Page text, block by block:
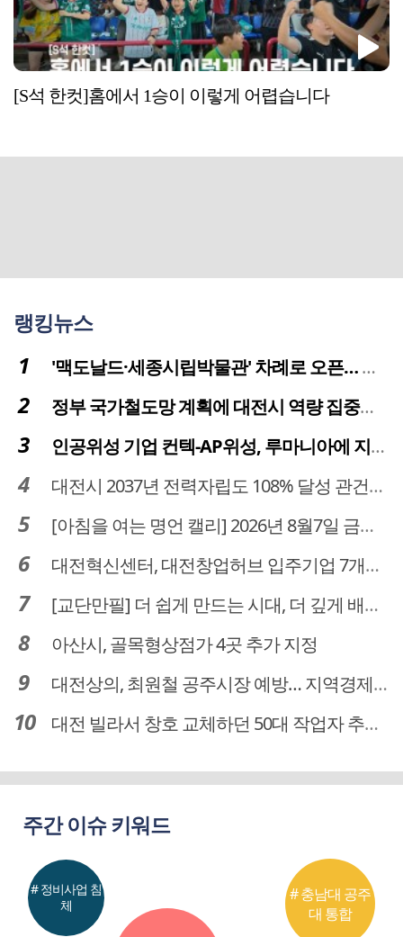
[S석 한컷]홈에서 1승이 이렇게 어렵습니다
랭킹뉴스
'맥도날드·세종시립박물관' 차례로 오픈… 고운동 정주여건 좋아진다
정부 국가철도망 계획에 대전시 역량 집중해야
인공위성 기업 컨텍-AP위성, 루마니아에 지상국 시스템 전수
대전시 2037년 전력자립도 108% 달성 관건은 '주민 수용성'
[아침을 여는 명언 캘리] 2026년 8월7일 금요일
대전혁신센터, 대전창업허브 입주기업 7개사 모집
[교단만필] 더 쉽게 만드는 시대, 더 깊게 배우는 교육
아산시, 골목형상점가 4곳 추가 지정
대전상의, 최원철 공주시장 예방… 지역경제 협력방안 논의
대전 빌라서 창호 교체하던 50대 작업자 추락해 숨져
주간 이슈 키워드
# 충남대 공주
대 통합
# 정비사업 침
체